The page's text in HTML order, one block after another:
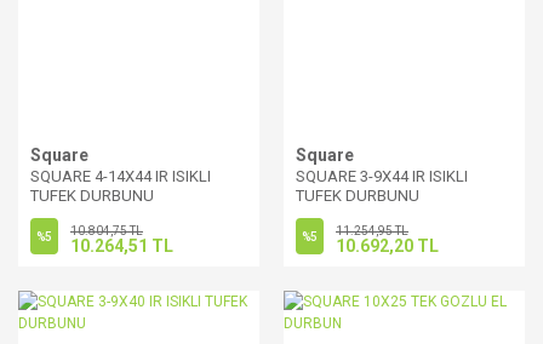
Square
SQUARE 4-14X44 IR ISIKLI
TUFEK DURBUNU
%5 10.804,75 TL
10.264,51 TL
Square
SQUARE 3-9X44 IR ISIKLI
TUFEK DURBUNU
%5 11.254,95 TL
10.692,20 TL